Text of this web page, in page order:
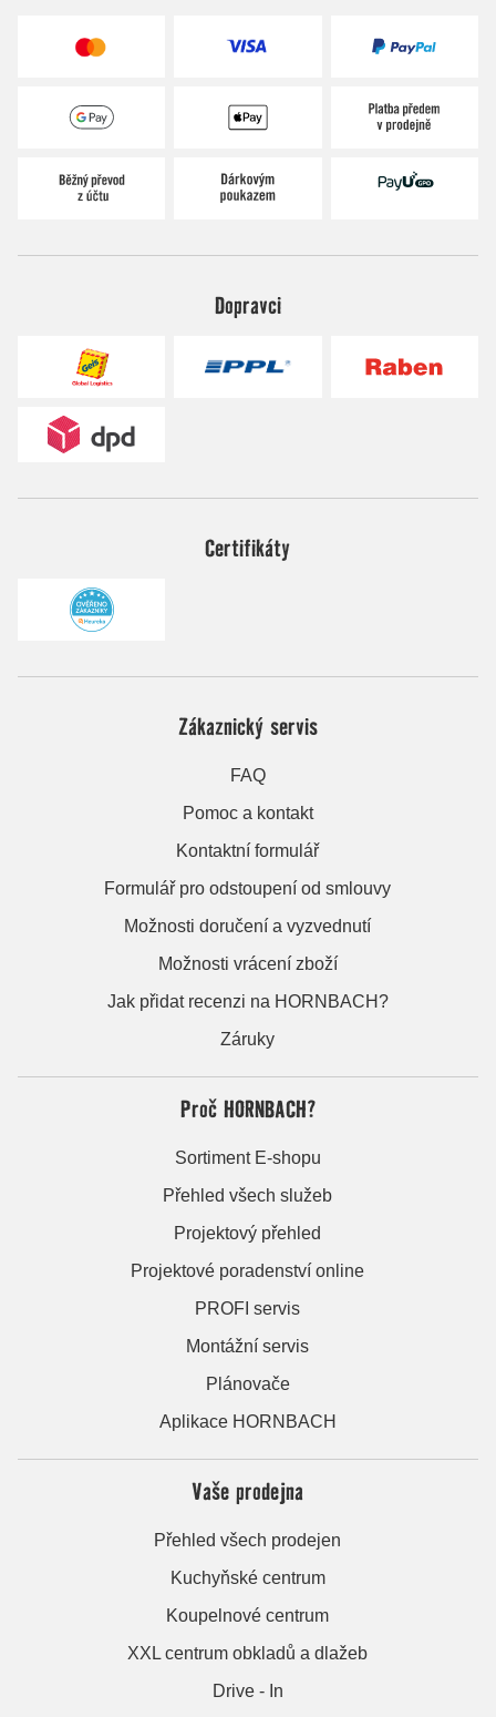
Dopravci
Certifikáty
Zákaznický servis
FAQ
Pomoc a kontakt
Kontaktní formulář
Formulář pro odstoupení od smlouvy
Možnosti doručení a vyzvednutí
Možnosti vrácení zboží
Jak přidat recenzi na HORNBACH?
Záruky
Proč HORNBACH?
Sortiment E-shopu
Přehled všech služeb
Projektový přehled
Projektové poradenství online
PROFI servis
Montážní servis
Plánovače
Aplikace HORNBACH
Vaše prodejna
Přehled všech prodejen
Kuchyňské centrum
Koupelnové centrum
XXL centrum obkladů a dlažeb
Drive - In